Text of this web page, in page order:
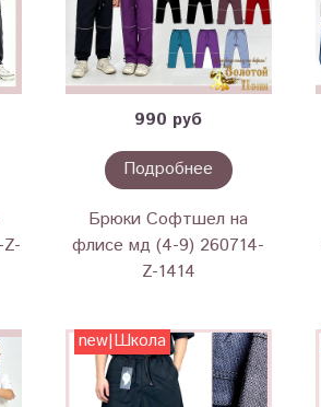
990 руб
Подробнее
Брюки Софтшел на
флисе мд (4-9) 260714-
Z-1414
new|Школа